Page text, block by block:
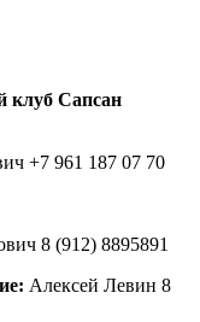
клуб Сапсан
+7 961 187 07 70
8 (912) 8895891
Алексей Левин 8